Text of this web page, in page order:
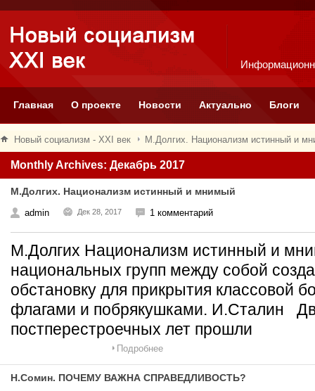
Главная О проекте Новости Актуально Блоги
Новый социализм - XXI век М.Долгих. Национализм истинный и
Monthly Archives: Декабрь 2017
М.Долгих. Национализм истинный и мнимый
admin Дек 28, 2017 1 комментарий
М.Долгих Национализм истинный и
национальных групп между собой
обстановку для прикрытия классовой
флагами и побрякушками. И.Сталин
постперестроечных лет прошли
Подробнее
Н.Сомин. ПОЧЕМУ ВАЖНА СПРАВЕДЛИВОСТЬ?